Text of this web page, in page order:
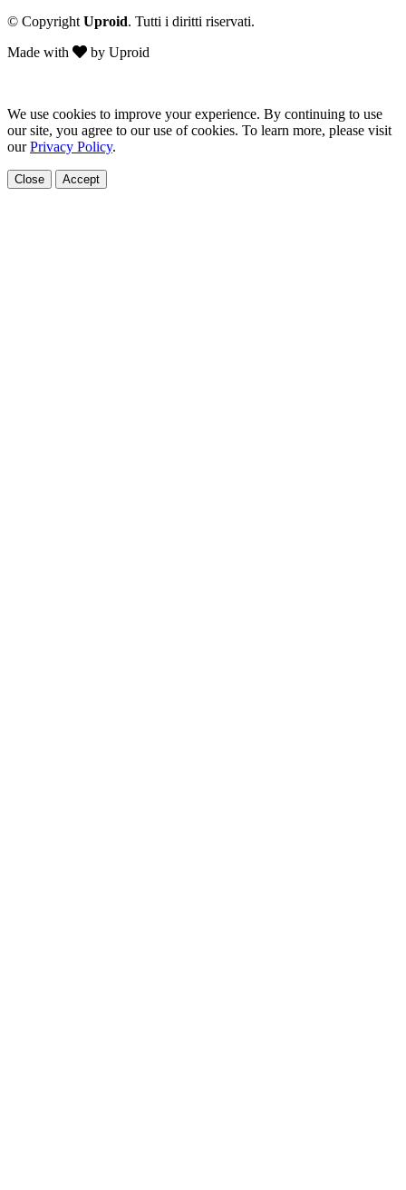
© Copyright Uproid. Tutti i diritti riservati.
Made with
by Uproid
We use cookies to improve your experience. By continuing to use
our site, you agree to our use of cookies. To learn more, please visit
ourPrivacy Policy.
Close Accept